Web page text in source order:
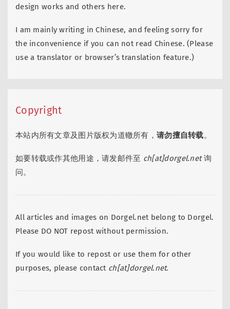
design works and others here.
I am mainly writing in Chinese, and feeling sorry for
the inconvenience if you can not read Chinese. (Please
use a translator or browser’s translation feature.)
Copyright
本站内所有文章及图片版权为道轍所有，请勿擅自转载。
如要转载或作其他用途，请发邮件至 ch[at]dorgel.net询
问。
All articles and images on Dorgel.net belong to Dorgel.
Please DO NOT repost without permission.
If you would like to repost or use them for other
purposes, please contact ch[at]dorgel.net.